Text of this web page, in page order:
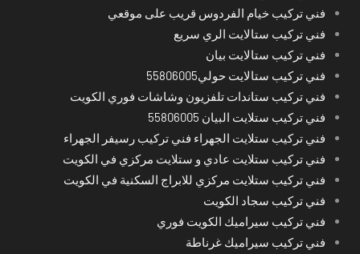
فني تركيب خيام الفردوس قريب على موقعي
فني تركيب ستالايت الري سريع
فني تركيب ستالايت بيان
فني تركيب ستالايت حولي55806005
فني تركيب ستاندات تلفزيون وشاشات فوري الكويت
فني تركيب ستلايت البيان 55806005
فني تركيب ستلايت الجهراء فني تركيب رسيفر الجهراء
فني تركيب ستلايت عادي و ستلايت مركزي في الكويت
فني تركيب ستلايت مركزي للابراج السكنية في الكويت
فني تركيب سجاد الكويت
فني تركيب سيراميك الكويت فوري
فني تركيب سيراميك غرناطة